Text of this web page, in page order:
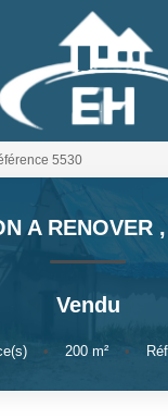
ACHETER
LOUER
Nos Biens
Gestion Locative
ESTIMER
5530
A RENOVER ,
Vendu
• 200m² •